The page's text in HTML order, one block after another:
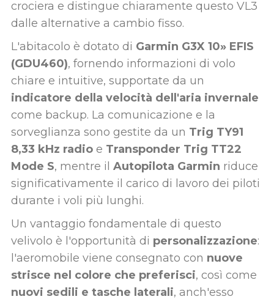
crociera e distingue chiaramente questo VL3
dalle alternative a cambio fisso.
L'abitacolo è dotato di Garmin G3X 10» EFIS
(GDU460), fornendo informazioni di volo
chiare e intuitive, supportate da un
indicatore della velocità dell'aria invernale
come backup. La comunicazione e la
sorveglianza sono gestite da un Trig TY91
8,33 kHz radio e Transponder Trig TT22
Mode S, mentre il Autopilota Garmin riduce
significativamente il carico di lavoro dei piloti
durante i voli più lunghi.
Un vantaggio fondamentale di questo
velivolo è l'opportunità di personalizzazione:
l'aeromobile viene consegnato con nuove
strisce nel colore che preferisci, così come
nuovi sedili e tasche laterali, anch'esso